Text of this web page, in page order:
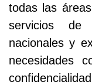
todas las
servicios
nacionales y
necesidades